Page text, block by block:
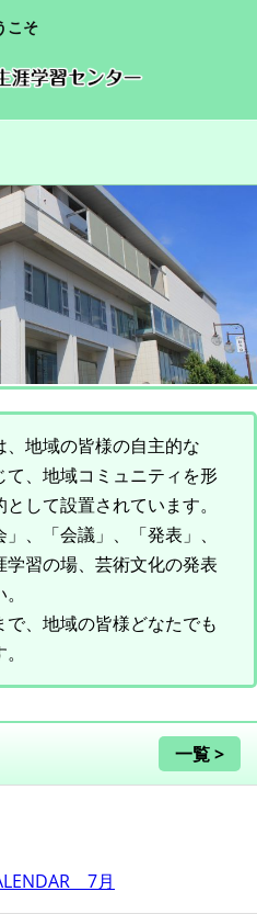
こそ
地域の皆様の自主的な
て、地域コミュニティを形
して設置されています。
、「会議」、「発表」、
学習の場、芸術文化の発表
、地域の皆様どなたでも
一覧 >
7月